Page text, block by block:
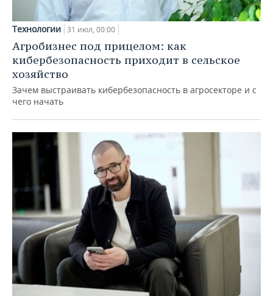
Технологии 31 июл, 00:00
Агробизнес под прицелом: как
кибербезопасность приходит в сельское
хозяйство
Зачем выстраивать кибербезопасность в агросекторе и с
чего начать